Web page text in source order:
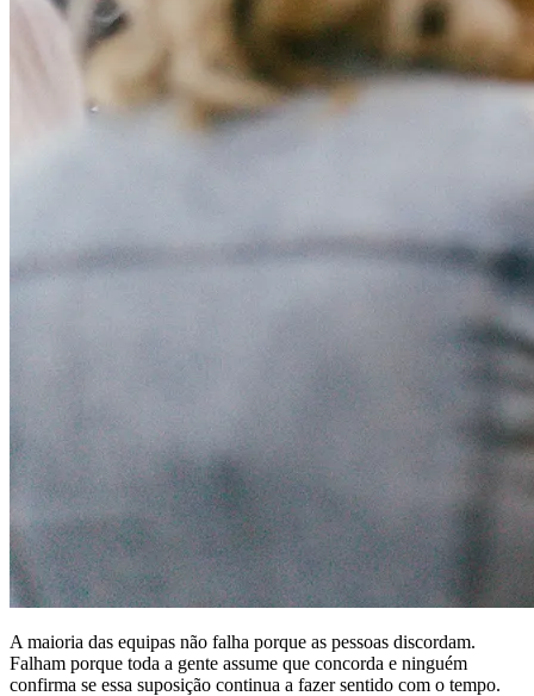
A maioria das equipas não falha porque as pessoas discordam.
Falham porque toda a gente assume que concorda e ninguém
confirma se essa suposição continua a fazer sentido com o tempo.